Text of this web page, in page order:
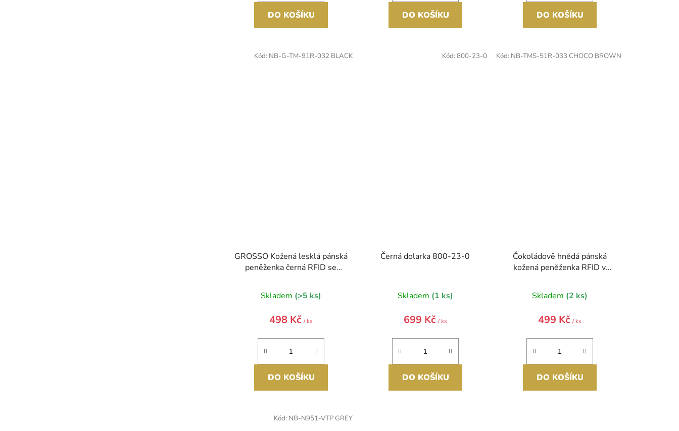
DO KOŠÍKU DO KOŠÍKU DO KOŠÍKU
GROSSO Kožená lesklá pánská
peněženka černá RFID se
Skladem (>5 ks)
498 Kč/ ks
DO KOŠÍKU
Kód: NB-G-TM-91R-032 BLACK
Černá dolarka 800-23-0
Skladem (1 ks)
699 Kč/ ks
DO KOŠÍKU
Kód: 800-23-0
Čokoládově hnědá pánská
kožená peněženka RFID v
Skladem (2 ks)
499 Kč/ ks
DO KOŠÍKU
Kód: NB-TMS-51R-033 CHOCO BROWN
Kód: NB-N951-VTP GREY